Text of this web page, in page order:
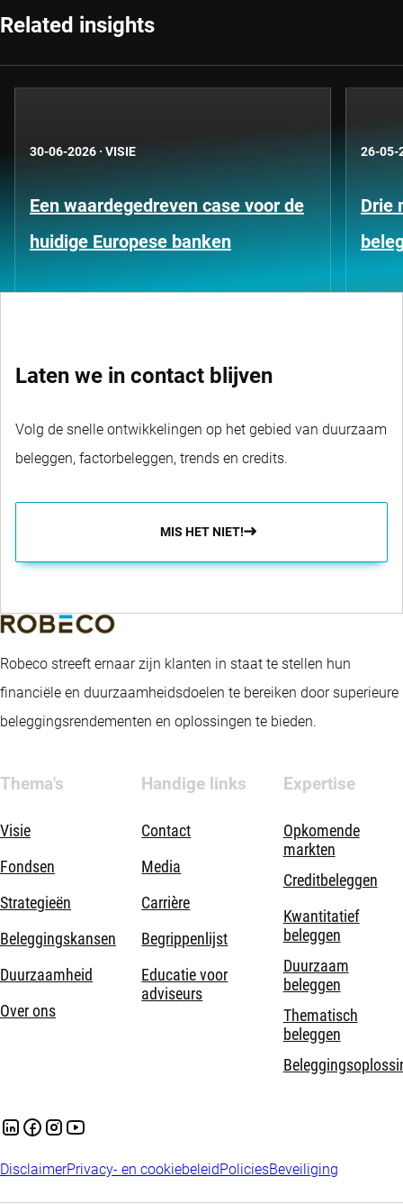
Related insights
30-06-2026 · VISIE
Een waardegedreven case voor de
huidige Europese banken
26-05-
Drie
Laten we in contact blijven
Volg de snelle ontwikkelingen op het gebied van duurzaam
beleggen, factorbeleggen, trends en credits.
MIS HET NIET!
Robeco streeft ernaar zijn klanten in staat te stellen hun
financiële en duurzaamheidsdoelen te bereiken door superieure
beleggingsrendementen en oplossingen te bieden.
Thema's
Visie
Fondsen
Strategieën
Beleggingskansen
Duurzaamheid
Over ons
Handige links
Contact
Media
Carrière
Begrippenlijst
Educatie voor
adviseurs
Expertise
Opkomende
markten
Creditbeleggen
Kwantitatief
beleggen
Duurzaam
beleggen
Thematisch
beleggen
DisclaimerPrivacy- en cookiebeleid PoliciesBeveiliging